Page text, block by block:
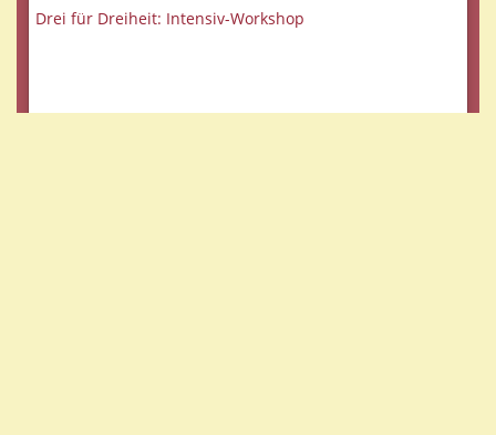
Drei für Dreiheit: Intensiv-Workshop